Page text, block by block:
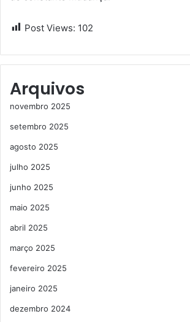
Post Views: 102
Arquivos
novembro 2025
setembro 2025
agosto 2025
julho 2025
junho 2025
maio 2025
abril 2025
março 2025
fevereiro 2025
janeiro 2025
dezembro 2024